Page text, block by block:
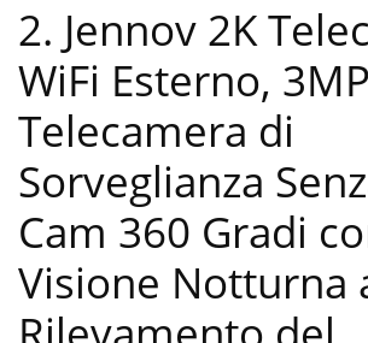
2. Jennov 2K
WiFi Esterno,
Telecamera di
Sorveglianza
Cam 360 Gradi
Visione Notturna